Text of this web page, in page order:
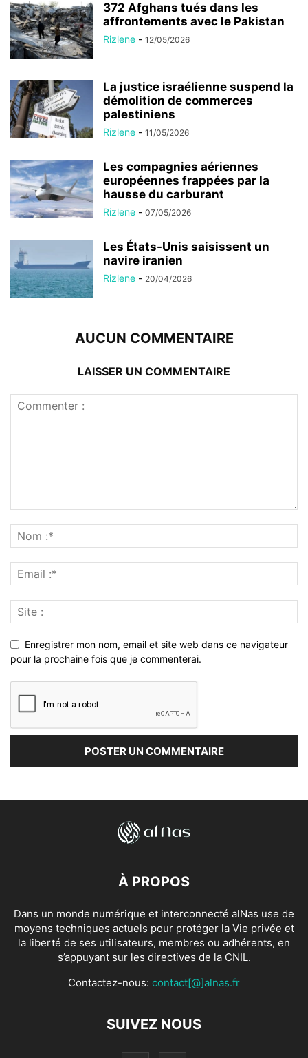
372 Afghans tués dans les
affrontements avec le Pakistan
Rizlene - 12/05/2026
La justice israélienne suspend la
démolition de commerces
palestiniens
Rizlene - 11/05/2026
Les compagnies aériennes
européennes frappées par la
hausse du carburant
Rizlene - 07/05/2026
Les États-Unis saisissent un
navire iranien
Rizlene - 20/04/2026
AUCUN COMMENTAIRE
LAISSER UN COMMENTAIRE
Enregistrer mon nom, email et site web dans ce navigateur
pour la prochaine fois que je commenterai.
À PROPOS
Dans un monde numérique et interconnecté alNas use de
moyens techniques actuels pour protéger la Vie privée et
la liberté de ses utilisateurs, membres ou adhérents, en
s’appuyant sur les directives de la CNIL.
Contactez-nous: contact[@]alnas.fr
SUIVEZ NOUS